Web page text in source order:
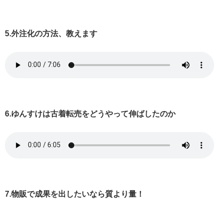
5.外注化の方法、教えます
6.ゆんすけは古着転売をどうやって伸ばしたのか
7.物販で成果を出したいなら質より量！